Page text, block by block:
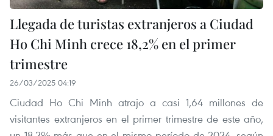
Llegada de turistas extranjeros a Ciudad
Ho Chi Minh crece 18,2% en el primer
trimestre
26/03/2025 04:19
Ciudad Ho Chi Minh atrajo a casi 1,64 millones de
visitantes extranjeros en el primer trimestre de este año,